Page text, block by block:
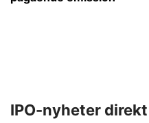
IPO-nyheter